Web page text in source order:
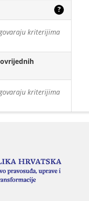
?
kriterijima
kriterijima